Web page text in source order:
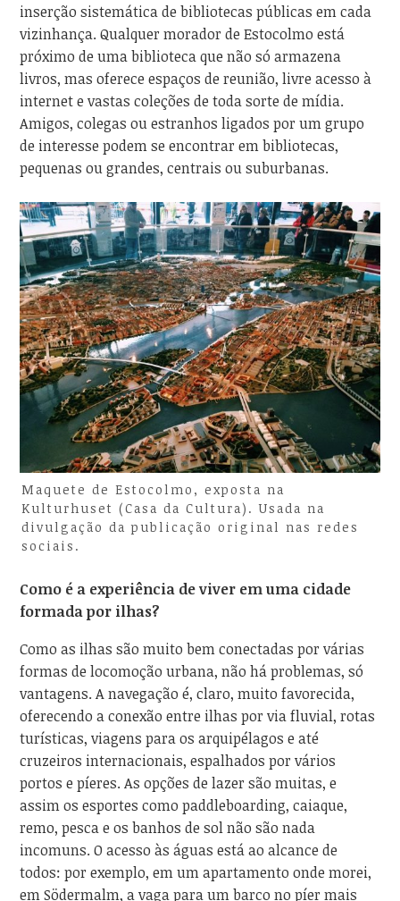
inserção sistemática de bibliotecas públicas em cada
vizinhança. Qualquer morador de Estocolmo está
próximo de uma biblioteca que não só armazena
livros, mas oferece espaços de reunião, livre acesso à
internet e vastas coleções de toda sorte de mídia.
Amigos, colegas ou estranhos ligados por um grupo
de interesse podem se encontrar em bibliotecas,
pequenas ou grandes, centrais ou suburbanas.
Maquete de Estocolmo, exposta na
Kulturhuset (Casa da Cultura). Usada na
divulgação da publicação original nas redes
sociais.
Como é a experiência de viver em uma cidade
formada por ilhas?
Como as ilhas são muito bem conectadas por várias
formas de locomoção urbana, não há problemas, só
vantagens. A navegação é, claro, muito favorecida,
oferecendo a conexão entre ilhas por via fluvial, rotas
turísticas, viagens para os arquipélagos e até
cruzeiros internacionais, espalhados por vários
portos e píeres. As opções de lazer são muitas, e
assim os esportes como paddleboarding, caiaque,
remo, pesca e os banhos de sol não são nada
incomuns. O acesso às águas está ao alcance de
todos: por exemplo, em um apartamento onde morei,
em Södermalm, a vaga para um barco no píer mais